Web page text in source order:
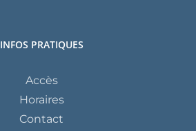
INFOS PRATIQUES
Accès
Horaires
Contact